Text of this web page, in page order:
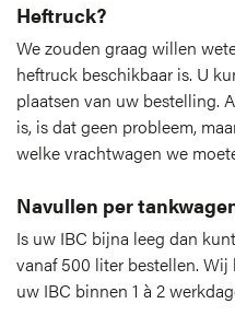
Heftruck?
We zouden graag willen
heftruck beschikbaar is. U
plaatsen van uw bestelling.
is, is dat geen probleem,
welke vrachtwagen we
Navullen per
Is uw IBC bijna leeg dan
vanaf 500 liter bestellen.
uw IBC binnen 1 à 2